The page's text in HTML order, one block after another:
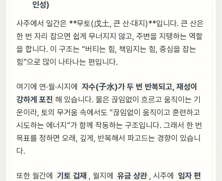
인성)
사주에서 일간은 **무토(戊土, 큰 산·대지)**입니다. 큰 산은
한 번 자리 잡으면 쉽게 무너지지 않고, 주변을 지탱하는 역할
을 합니다. 이 구조는 “버티는 힘, 책임지는 힘, 중심을 잡는
힘”으로 많이 나타나는 편입니다.
여기에 연·월·시지에
자수(子水)가 두 번 반복되고, 재성이
강하게 포진 해 있습니다. 물은 끊임없이 흐르고 움직이는 기
운이라, 토의 무거움 속에서도 “끊임없이 움직이고 훈련하고
시도하는 에너지”가 함께 작동하는 구조입니다. 그래서 한 번
목표를 정하면 오래, 깊게, 반복해서 파고드는 경향이 있습니
다.
또한 월간에 기토 겁재 , 월지에 유금 상관 , 시주에
임자 편